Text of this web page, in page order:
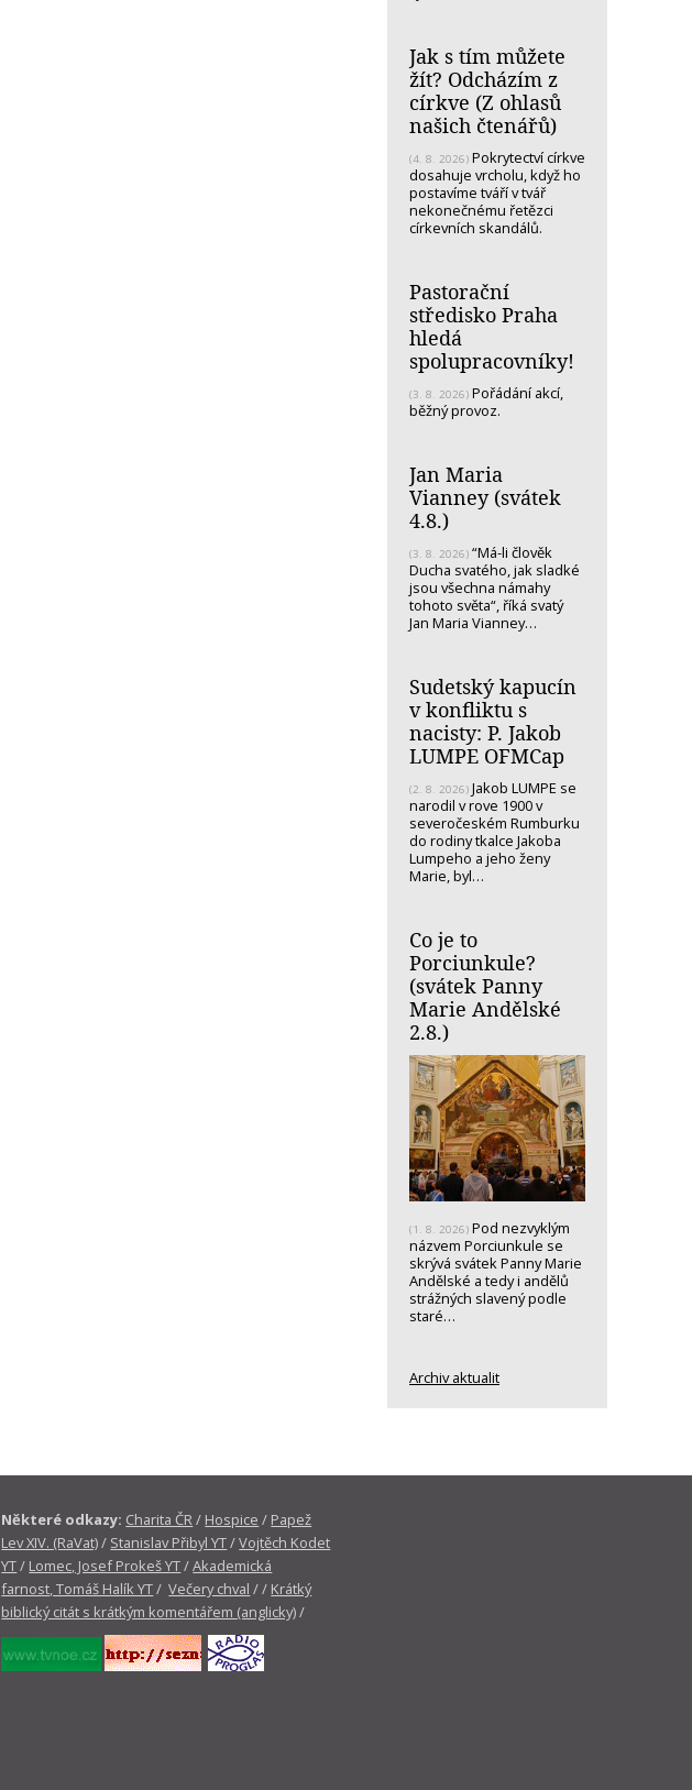
Jak s tím můžete
žít? Odcházím z
církve (Z ohlasů
našich čtenářů)
(4. 8. 2026) Pokrytectví církve
dosahuje vrcholu, když ho
postavíme tváří v tvář
nekonečnému řetězci
církevních skandálů.
Pastorační
středisko Praha
hledá
spolupracovníky!
(3. 8. 2026) Pořádání akcí,
běžný provoz.
Jan Maria
Vianney (svátek
4.8.)
(3. 8. 2026) “Má-li člověk
Ducha svatého, jak sladké
jsou všechna námahy
tohoto světa“, říká svatý
Jan Maria Vianney…
Sudetský kapucín
v konfliktu s
nacisty: P. Jakob
LUMPE OFMCap
(2. 8. 2026) Jakob LUMPE se
narodil v rove 1900 v
severočeském Rumburku
do rodiny tkalce Jakoba
Lumpeho a jeho ženy
Marie, byl…
Co je to
Porciunkule?
(svátek Panny
Marie Andělské
2.8.)
(1. 8. 2026) Pod nezvyklým
názvem Porciunkule se
skrývá svátek Panny Marie
Andělské a tedy i andělů
strážných slavený podle
staré…
Archiv aktualit
Některé odkazy: Charita ČR/ Hospice / Papež
Lev XIV. (RaVat)/ Stanislav Přibyl YT/Vojtěch Kodet
YT/ Lomec, Josef Prokeš YT/Akademická
farnost, Tomáš Halík YT/Večery chval / / Krátký
biblický citát s krátkým komentářem (anglicky)/